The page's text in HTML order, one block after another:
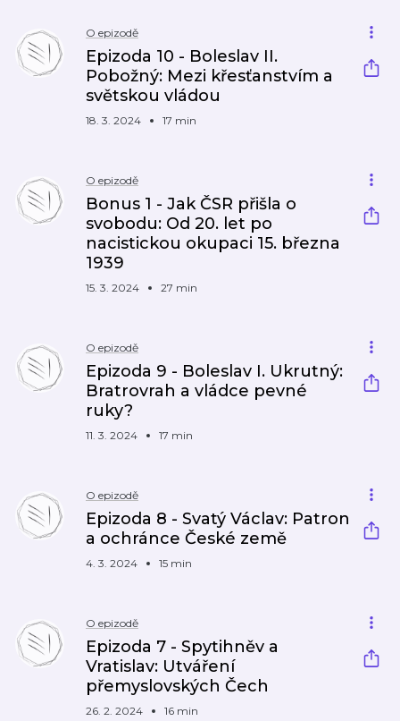
O epizodě
Epizoda 10 - Boleslav II.
Pobožný: Mezi křesťanstvím a
světskou vládou
18. 3. 2024 17 min
O epizodě
Bonus 1 - Jak ČSR přišla o
svobodu: Od 20. let po
nacistickou okupaci 15. března
1939
15. 3. 2024 27 min
O epizodě
Epizoda 9 - Boleslav I. Ukrutný:
Bratrovrah a vládce pevné
ruky?
11. 3. 2024 17 min
O epizodě
Epizoda 8 - Svatý Václav: Patron
a ochránce České země
4. 3. 2024 15 min
O epizodě
Epizoda 7 - Spytihněv a
Vratislav: Utváření
přemyslovských Čech
26. 2. 2024 16 min